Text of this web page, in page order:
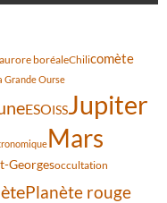
aurore boréaleChilicomète
Grande Ourse
ESOISSJupiter
Mars
Georgesoccultation
Planète rouge